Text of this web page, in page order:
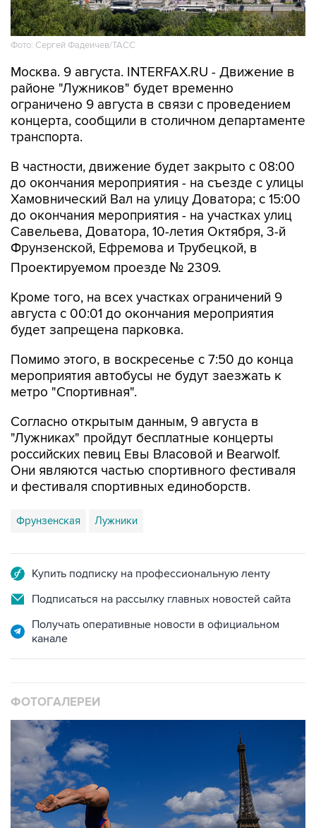
Фото: Сергей Фадеичев/ТАСС
Москва. 9 августа. INTERFAX.RU - Движение в
районе "Лужников" будет временно
ограничено 9 августа в связи с проведением
концерта, сообщили в столичном департаменте
транспорта.
В частности, движение будет закрыто с 08:00
до окончания мероприятия - на съезде с улицы
Хамовнический Вал на улицу Доватора; с 15:00
до окончания мероприятия - на участках улиц
Савельева, Доватора, 10-летия Октября, 3-й
Фрунзенской, Ефремова и Трубецкой, в
Проектируемом проезде № 2309.
Кроме того, на всех участках ограничений 9
августа с 00:01 до окончания мероприятия
будет запрещена парковка.
Помимо этого, в воскресенье с 7:50 до конца
мероприятия автобусы не будут заезжать к
метро "Спортивная".
Согласно открытым данным, 9 августа в
"Лужниках" пройдут бесплатные концерты
российских певиц Евы Власовой и Bearwolf.
Они являются частью спортивного фестиваля
и фестиваля спортивных единоборств.
Фрунзенская Лужники
Купить подписку на профессиональную ленту
Подписаться на рассылку главных новостей сайта
Получать оперативные новости в официальном
канале
ФОТОГАЛЕРЕИ